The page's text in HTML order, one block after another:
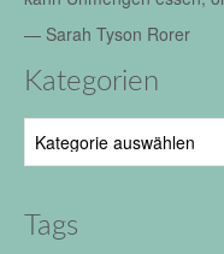
— Sarah Tyson Rorer
Kategorien
Tags